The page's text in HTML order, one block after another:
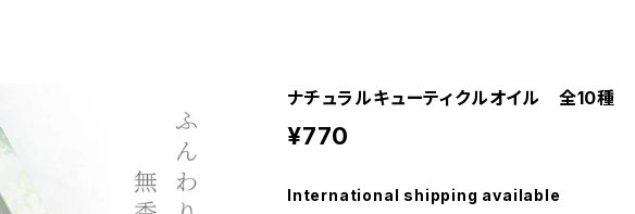
ナチュラルキューティクルオイル 全10種
¥770
International shipping available